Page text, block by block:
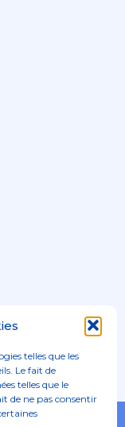
telles que les
Le fait de
telles que le
de ne pas consentir